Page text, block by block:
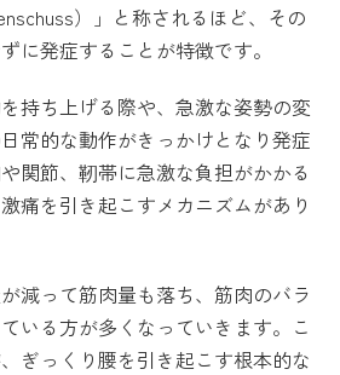
）」と称されるほど、その
に発症することが特徴です。
持ち上げる際や、急激な姿勢の変
常的な動作がきっかけとなり発症
関節、靭帯に急激な負担がかかる
痛を引き起こすメカニズムがあり
減って筋肉量も落ち、筋肉のバラ
いる方が多くなっていきます。こ
ぎっくり腰を引き起こす根本的な